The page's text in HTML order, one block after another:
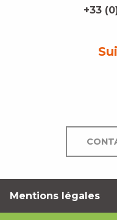
+33
Mentions légales